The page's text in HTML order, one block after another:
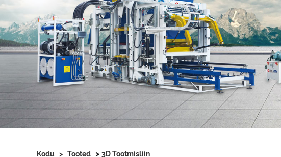
Kodu > Tooted > 3D Tootmisliin